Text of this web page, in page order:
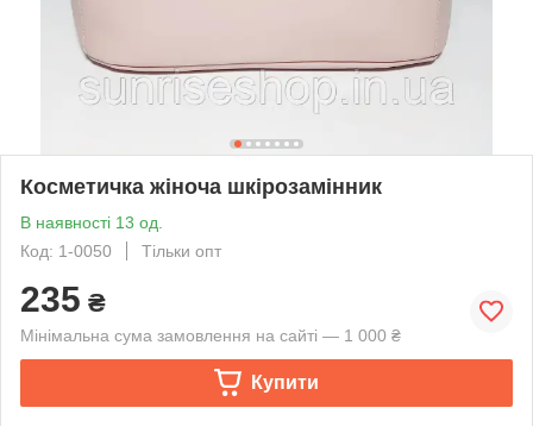
Косметичка жіноча шкірозамінник
В наявності 13 од.
Код: 1-0050
Тільки опт
235 ₴
Мінімальна сума замовлення на сайті — 1 000 ₴
Купити